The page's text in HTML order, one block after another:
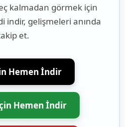
kalmadan görmek için
indir, gelişmeleri anında
et.
Hemen İndir
Hemen İndir